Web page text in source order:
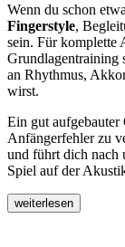
Wenn du schon
Fingerstyle,
sein. Für komplette
Grundlagentraining
an Rhythmus,
wirst.
Ein gut
Anfängerfehler zu
und führt dich nach
Spiel auf der
weiterlesen